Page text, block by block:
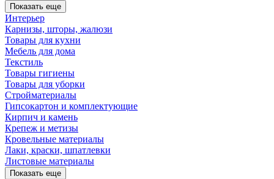
Показать еще
Интерьер
Карнизы, шторы, жалюзи
Товары для кухни
Мебель для дома
Текстиль
Товары гигиены
Товары для уборки
Стройматериалы
Гипсокартон и комплектующие
Кирпич и камень
Крепеж и метизы
Кровельные материалы
Лаки, краски, шпатлевки
Листовые материалы
Показать еще